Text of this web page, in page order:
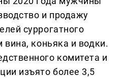
и продажу
суррогатного
вина, коньяка и водки.
комитета и
изъято более 3,5